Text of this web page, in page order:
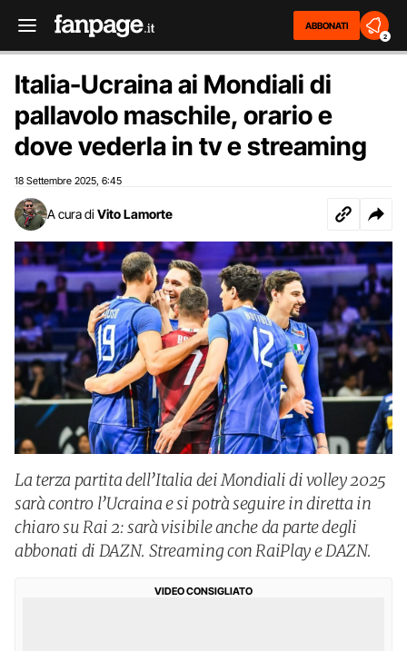
ABBONATI
2
Italia-Ucraina ai Mondiali di
pallavolo maschile, orario e
dove vederla in tv e streaming
18 Settembre 2025 6:45
A cura di Vito Lamorte
La terza partita dell’Italia dei Mondiali di volley 2025
sarà contro l’Ucraina e si potrà seguire in diretta in
chiaro su Rai 2: sarà visibile anche da parte degli
abbonati di DAZN. Streaming con RaiPlay e DAZN.
VIDEO CONSIGLIATO